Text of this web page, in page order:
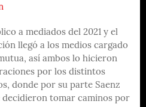
a mediados del 2021 y el
llegó a los medios cargado
así ambos lo hicieron
por los distintos
donde por su parte Saenz
decidieron tomar caminos por